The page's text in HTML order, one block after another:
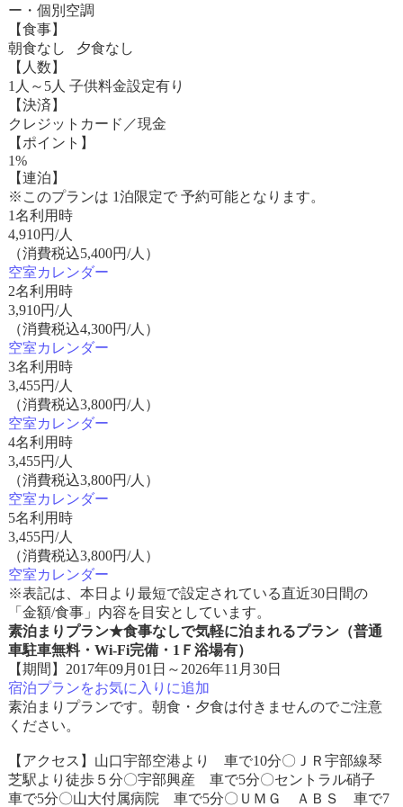
ー・個別空調
【食事】
朝食なし 夕食なし
【人数】
1人～5人 子供料金設定有り
【決済】
クレジットカード／現金
【ポイント】
1%
【連泊】
※このプランは 1泊限定で 予約可能となります。
1名利用時
4,910円/人
（消費税込5,400円/人）
空室カレンダー
2名利用時
3,910円/人
（消費税込4,300円/人）
空室カレンダー
3名利用時
3,455円/人
（消費税込3,800円/人）
空室カレンダー
4名利用時
3,455円/人
（消費税込3,800円/人）
空室カレンダー
5名利用時
3,455円/人
（消費税込3,800円/人）
空室カレンダー
※表記は、本日より最短で設定されている直近30日間の
「金額/食事」内容を目安としています。
素泊まりプラン★食事なしで気軽に泊まれるプラン（普通
車駐車無料・Wi-Fi完備・1Ｆ浴場有）
【期間】2017年09月01日～2026年11月30日
宿泊プランをお気に入りに追加
素泊まりプランです。朝食・夕食は付きませんのでご注意
ください。
【アクセス】山口宇部空港より 車で10分〇ＪＲ宇部線琴
芝駅より徒歩５分〇宇部興産 車で5分〇セントラル硝子
車で5分〇山大付属病院 車で5分〇ＵＭＧ ＡＢＳ 車で7